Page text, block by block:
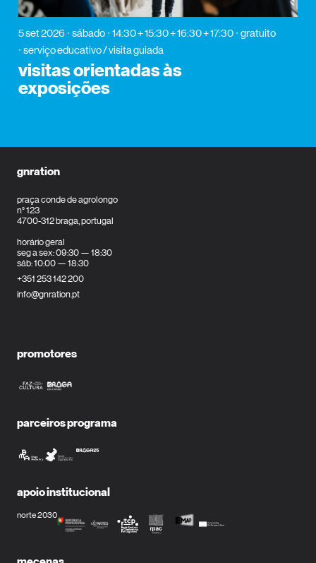
5 set 2026 sábado 14:30 + 15:30 + 16:30 + 17:30
gratuito
serviço educativo / visita guiada
visitas orientadas às
exposições
gnration
praça conde de agrolongo
n° 123
4700-312 braga, portugal
horário geral
seg a sex: 09:30 — 18:30
sáb: 10:00 — 18:30
+351 253 142 200
info@gnration.pt
promotores
parceiros programa
apoio institucional
norte 2030